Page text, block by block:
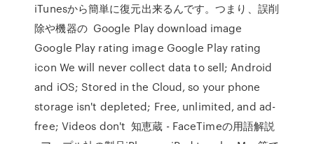
iTunesから簡単に復元出来るんです。つまり、誤削
除や機器の Google Play download image
Google Play rating image Google Play rating
icon We will never collect data to sell; Android
and iOS; Stored in the Cloud, so your phone
storage isn't depleted; Free, unlimited, and ad-
free; Videos don't 知恵蔵 - FaceTimeの用語解説